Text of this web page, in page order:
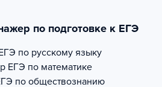
по подготовке к ЕГЭ
по русскому языку
ЕГЭ по математике
по обществознанию